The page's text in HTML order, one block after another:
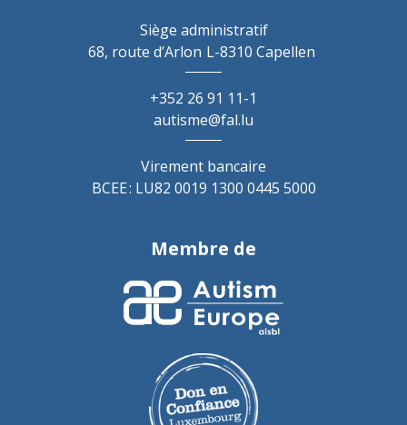
Siège administratif
68, route d’Arlon L-8310 Capellen
+352 26 91 11-1
autisme@fal.lu
Virement bancaire
BCEE : LU82 0019 1300 0445 5000
Membre de